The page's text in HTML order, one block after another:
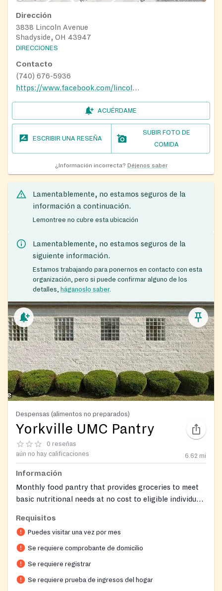
Dirección
3838 Lincoln Avenue
Shadyside, OH 43947
DIRECCIONES
Contacto
(740) 676-5936
https://www.facebook.com/lincolnavenueumc/
ACUÉRDAME
ESCRIBIR UNA RESEÑA
SUBIR FOTO DE
COMIDA
¿Información incorrecta? Déjenos saber
Lamentablemente, no estamos seguros de la
información a continuación.
Lemontree no cubre esta ubicación
Lamentablemente, no estamos seguros de la
siguiente información.
Estamos trabajando para ponernos en contacto con esta
organización, pero si puede confirmar alguno de los
detalles,
háganoslo saber.
Despensas (alimentos no preparados)
Yorkville UMC Pantry
0 reseñas
aún no hay calificaciones
6.62 mi
Información
Monthly food pantry that provides groceries to meet
basic nutritional needs at no cost to eligible individuals
market.
Requisitos
Puedes visitar una vez por mes
Se requiere comprobante de domicilio
Se requiere registrar
Se requiere prueba de ingresos del hogar